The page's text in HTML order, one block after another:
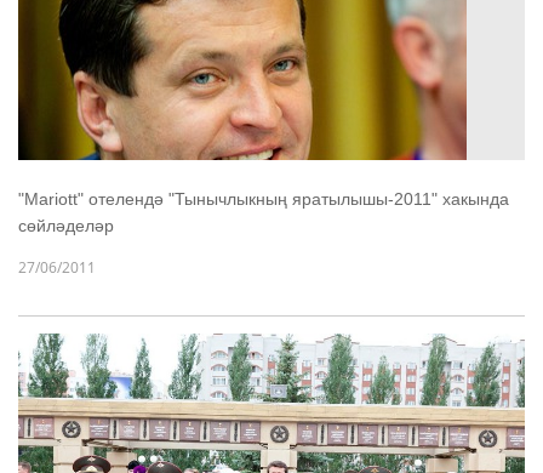
"Mariott" отелендә "Тынычлыкның яратылышы-2011" хакында
сөйләделәр
27/06/2011